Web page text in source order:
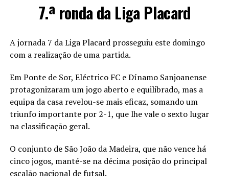
7.ª ronda da Liga Placard
A jornada 7 da Liga Placard prosseguiu este domingo
com a realização de uma partida.
Em Ponte de Sor, Eléctrico FC e Dínamo Sanjoanense
protagonizaram um jogo aberto e equilibrado, mas a
equipa da casa revelou-se mais eficaz, somando um
triunfo importante por 2-1, que lhe vale o sexto lugar
na classificação geral.
O conjunto de São João da Madeira, que não vence há
cinco jogos, manté-se na décima posição do principal
escalão nacional de futsal.